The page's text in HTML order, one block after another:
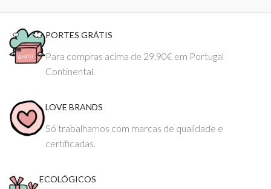
PORTES GRÁTIS
Para compras acima de 29.90€ em Portugal
Continental.
LOVE BRANDS
Só trabalhamos com marcas de qualidade e
certificadas.
ECOLÓGICOS